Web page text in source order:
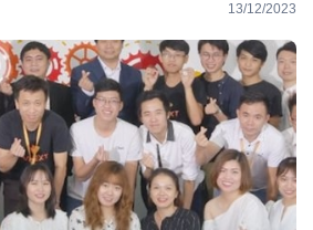
13/12/2023